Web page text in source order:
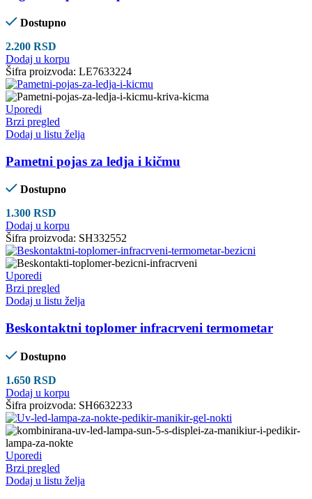
Dostupno
2.200 RSD
Dodaj u korpu
Šifra proizvoda: LE7633224
Uporedi
Brzi pregled
Dodaj u listu želja
Pametni pojas za ledja i kičmu
Dostupno
1.300 RSD
Dodaj u korpu
Šifra proizvoda: SH332552
Uporedi
Brzi pregled
Dodaj u listu želja
Beskontaktni toplomer infracrveni termometar
Dostupno
1.650 RSD
Dodaj u korpu
Šifra proizvoda: SH6632233
Uporedi
Brzi pregled
Dodaj u listu želja